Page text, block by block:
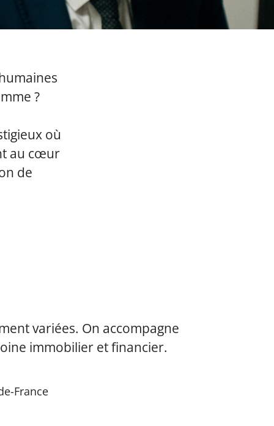
?
où
au cœur
de
variées. On accompagne
immobilier et financier.
France